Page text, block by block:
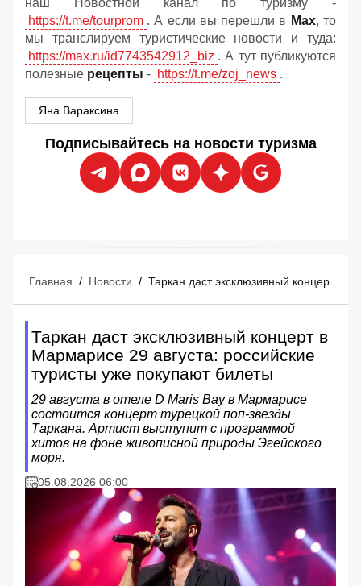
наш Новостной канал по туризму -
https://t.me/tourprom . А если вы перешли в Мах, то
мы транслируем туристические новости и туда:
https://max.ru/id7743542912_biz . А тут публикуются
полезные рецепты - https://t.me/zoj_news .
Яна Вараксина
Подписывайтесь на новости туризма
Главная / Новости / Таркан даст эксклюзивный концерт в Мармарисе 29 августа: российские туристы уже покупают билеты
Таркан даст эксклюзивный концерт в
Мармарисе 29 августа: российские
туристы уже покупают билеты
29 августа в отеле D Maris Bay в Мармарисе
состоится концерт турецкой поп-звезды
Таркана. Артист выступит с программой
хитов на фоне живописной природы Эгейского
моря.
05.08.2026 06:00